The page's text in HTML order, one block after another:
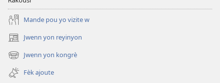
Mande pou yo vizite w
Jwenn yon reyinyon
(opens
new
window)
Jwenn yon kongrè
(opens
new
window)
Fèk ajoute